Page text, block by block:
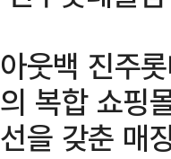
아웃백 진주
의 복합 쇼핑
선을 갖춘 매